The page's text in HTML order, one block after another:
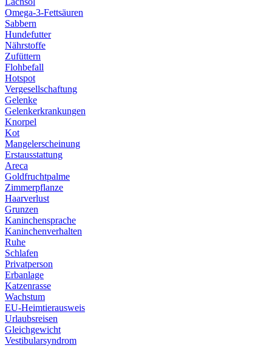
Omega-3-Fettsäuren
Sabbern
Hundefutter
Nährstoffe
Zufüttern
Flohbefall
Hotspot
Vergesellschaftung
Gelenke
Gelenkerkrankungen
Knorpel
Kot
Mangelerscheinung
Erstausstattung
Areca
Goldfruchtpalme
Zimmerpflanze
Haarverlust
Grunzen
Kaninchensprache
Kaninchenverhalten
Ruhe
Schlafen
Privatperson
Erbanlage
Katzenrasse
Wachstum
EU-Heimtierausweis
Urlaubsreisen
Gleichgewicht
Vestibularsyndrom